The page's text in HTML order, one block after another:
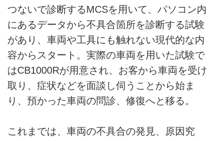
つないで診断するMCSを用いて、パソコン内
にあるデータから不具合箇所を診断する試験
があり、車両や工具にも触れない現代的な内
容からスタート。実際の車両を用いた試験で
はCB1000Rが用意され、お客から車両を受け
取り、症状などを面談し伺うことから始ま
り、預かった車両の問診、修復へと移る。
これまでは、車両の不具合の発見、原因究